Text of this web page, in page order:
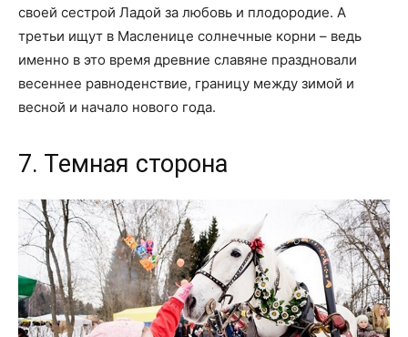
своей сестрой Ладой за любовь и плодородие. А
третьи ищут в Масленице солнечные корни – ведь
именно в это время древние славяне праздновали
весеннее равноденствие, границу между зимой и
весной и начало нового года.
7. Темная сторона